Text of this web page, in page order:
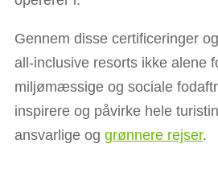
Gennem disse certificeringer
all-inclusive resorts ikke alene
miljømæssige og sociale
inspirere og påvirke hele
ansvarlige og grønnere rejser.